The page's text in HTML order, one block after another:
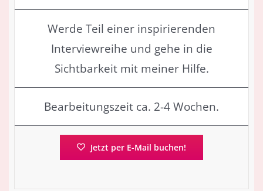
Werde Teil einer inspirierenden
Interviewreihe und gehe in die
Sichtbarkeit mit meiner Hilfe.
Bearbeitungszeit ca. 2-4 Wochen.
Jetzt per E-Mail buchen!